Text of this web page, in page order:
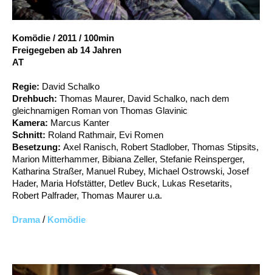
Account
Komödie / 2011 / 100min
Freigegeben ab 14 Jahren
AT
Regie: David Schalko
Drehbuch: Thomas Maurer, David Schalko, nach dem
gleichnamigen Roman von Thomas Glavinic
Kamera: Marcus Kanter
Schnitt: Roland Rathmair, Evi Romen
Besetzung: Axel Ranisch, Robert Stadlober, Thomas Stipsits,
Marion Mitterhammer, Bibiana Zeller, Stefanie Reinsperger,
Katharina Straßer, Manuel Rubey, Michael Ostrowski, Josef
Hader, Maria Hofstätter, Detlev Buck, Lukas Resetarits,
Robert Palfrader, Thomas Maurer u.a.
Drama / Komödie